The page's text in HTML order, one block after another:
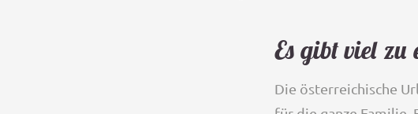
Es gibt viel zu
Die österreichische